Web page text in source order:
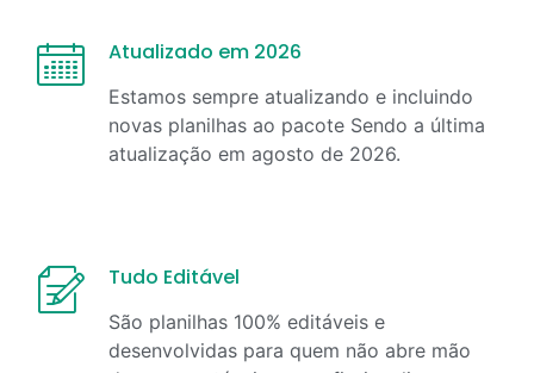
Atualizado em 2026
Estamos sempre atualizando e incluindo
novas planilhas ao pacote Sendo a última
atualização em agosto de 2026.
Tudo Editável
São planilhas 100% editáveis e
desenvolvidas para quem não abre mão